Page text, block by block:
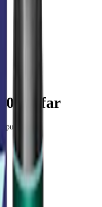
puffar
puffar